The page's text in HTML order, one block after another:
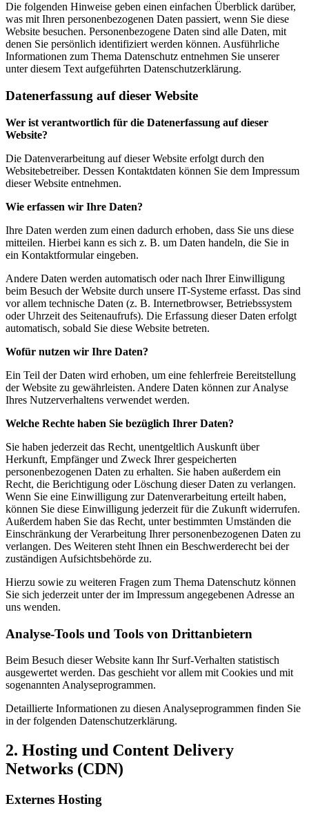
Die folgenden Hinweise geben einen einfachen Überblick darüber,
was mit Ihren personenbezogenen Daten passiert, wenn Sie diese
Website besuchen. Personenbezogene Daten sind alle Daten, mit
denen Sie persönlich identifiziert werden können. Ausführliche
Informationen zum Thema Datenschutz entnehmen Sie unserer
unter diesem Text aufgeführten Datenschutzerklärung.
Datenerfassung auf dieser Website
Wer ist verantwortlich für die Datenerfassung auf dieser
Website?
Die Datenverarbeitung auf dieser Website erfolgt durch den
Websitebetreiber. Dessen Kontaktdaten können Sie dem Impressum
dieser Website entnehmen.
Wie erfassen wir Ihre Daten?
Ihre Daten werden zum einen dadurch erhoben, dass Sie uns diese
mitteilen. Hierbei kann es sich z. B. um Daten handeln, die Sie in
ein Kontaktformular eingeben.
Andere Daten werden automatisch oder nach Ihrer Einwilligung
beim Besuch der Website durch unsere IT-Systeme erfasst. Das sind
vor allem technische Daten (z. B. Internetbrowser, Betriebssystem
oder Uhrzeit des Seitenaufrufs). Die Erfassung dieser Daten erfolgt
automatisch, sobald Sie diese Website betreten.
Wofür nutzen wir Ihre Daten?
Ein Teil der Daten wird erhoben, um eine fehlerfreie Bereitstellung
der Website zu gewährleisten. Andere Daten können zur Analyse
Ihres Nutzerverhaltens verwendet werden.
Welche Rechte haben Sie bezüglich Ihrer Daten?
Sie haben jederzeit das Recht, unentgeltlich Auskunft über
Herkunft, Empfänger und Zweck Ihrer gespeicherten
personenbezogenen Daten zu erhalten. Sie haben außerdem ein
Recht, die Berichtigung oder Löschung dieser Daten zu verlangen.
Wenn Sie eine Einwilligung zur Datenverarbeitung erteilt haben,
können Sie diese Einwilligung jederzeit für die Zukunft widerrufen.
Außerdem haben Sie das Recht, unter bestimmten Umständen die
Einschränkung der Verarbeitung Ihrer personenbezogenen Daten zu
verlangen. Des Weiteren steht Ihnen ein Beschwerderecht bei der
zuständigen Aufsichtsbehörde zu.
Hierzu sowie zu weiteren Fragen zum Thema Datenschutz können
Sie sich jederzeit unter der im Impressum angegebenen Adresse an
uns wenden.
Analyse-Tools und Tools von Drittanbietern
Beim Besuch dieser Website kann Ihr Surf-Verhalten statistisch
ausgewertet werden. Das geschieht vor allem mit Cookies und mit
sogenannten Analyseprogrammen.
Detaillierte Informationen zu diesen Analyseprogrammen finden Sie
in der folgenden Datenschutzerklärung.
2. Hosting und Content Delivery
Networks (CDN)
Externes Hosting